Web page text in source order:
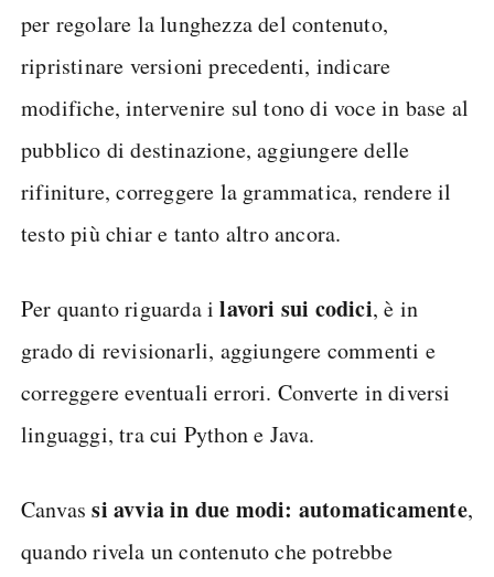
per regolare la lunghezza del contenuto,
ripristinare versioni precedenti, indicare
modifiche, intervenire sul tono di voce in base al
pubblico di destinazione, aggiungere delle
rifiniture, correggere la grammatica, rendere il
testo più chiar e tanto altro ancora.
Per quanto riguarda ilavori sui codici, è in
grado di revisionarli, aggiungere commenti e
correggere eventuali errori. Converte in diversi
linguaggi, tra cui Python e Java.
Canvassi avvia in due modi: automaticamente,
quando rivela un contenuto che potrebbe